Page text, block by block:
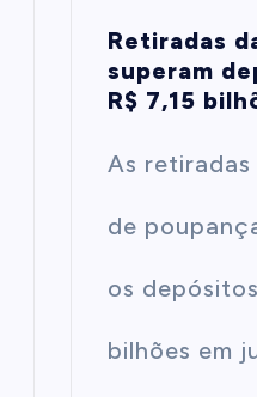
Retiradas
superam
R$ 7,15
As
de
os
bilhões em